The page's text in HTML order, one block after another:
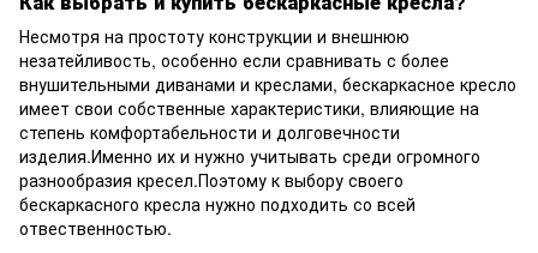
Несмотря на простоту конструкции и внешнюю
незатейливость, особенно если сравнивать с более
внушительными диванами и креслами, бескаркасное кресло
имеет свои собственные характеристики, влияющие на
степень комфортабельности и долговечности
изделия.Именно их и нужно учитывать среди огромного
разнообразия кресел.Поэтому к выбору своего
бескаркасного кресла нужно подходить со всей
отвественностью.